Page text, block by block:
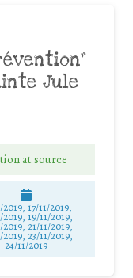
Jule
at source
2019, 17/11/2019,
2019, 19/11/2019,
2019, 21/11/2019,
2019, 23/11/2019,
24/11/2019